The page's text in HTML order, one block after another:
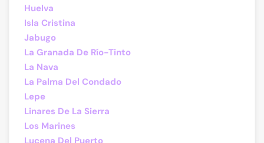
Huelva
Isla Cristina
Jabugo
La Granada De Río-Tinto
La Nava
La Palma Del Condado
Lepe
Linares De La Sierra
Los Marines
Lucena Del Puerto